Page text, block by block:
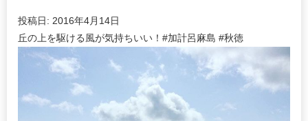
投稿日: 2016年4月14日
丘の上を駆ける風が気持ちいい！#加計呂麻島 #秋徳